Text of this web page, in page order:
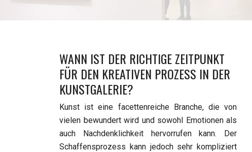
WANN IST DER RICHTIGE ZEITPUNKT
FÜR DEN KREATIVEN PROZESS IN DER
KUNSTGALERIE?
Kunst ist eine facettenreiche Branche, die von
vielen bewundert wird und sowohl Emotionen als
auch Nachdenklichkeit hervorrufen kann. Der
Schaffensprozess kann jedoch sehr kompliziert